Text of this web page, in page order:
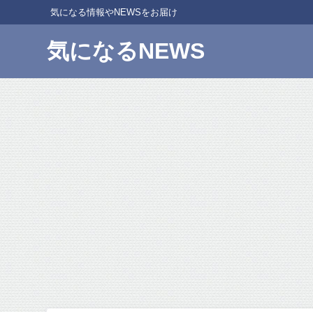
気になる情報やNEWSをお届け
気になるNEWS